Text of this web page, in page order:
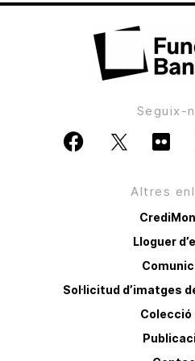
Seguix-
Altres
Lloguer
Sol·licitud d’imatges
Colecció